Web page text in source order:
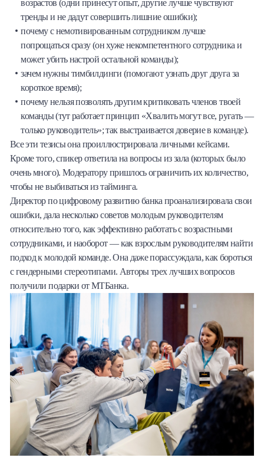
возрастов (одни принесут опыт, другие лучше чувствуют
тренды и не дадут совершить лишние ошибки);
почему с немотивированным сотрудником лучше
попрощаться сразу (он хуже некомпетентного сотрудника и
может убить настрой остальной команды);
зачем нужны тимбилдинги (помогают узнать друг друга за
короткое время);
почему нельзя позволять другим критиковать членов твоей
команды (тут работает принцип «Хвалить могут все, ругать —
только руководитель»; так выстраивается доверие в команде).
Все эти тезисы она проиллюстрировала личными кейсами.
Кроме того, спикер ответила на вопросы из зала (которых было
очень много). Модератору пришлось ограничить их количество,
чтобы не выбиваться из тайминга.
Директор по цифровому развитию банка проанализировала свои
ошибки, дала несколько советов молодым руководителям
относительно того, как эффективно работать с возрастными
сотрудниками, и наоборот — как взрослым руководителям найти
подход к молодой команде. Она даже порассуждала, как бороться
с гендерными стереотипами. Авторы трех лучших вопросов
получили подарки от МТБанка.